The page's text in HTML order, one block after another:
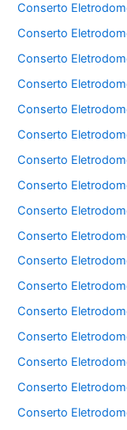
Conserto
Conserto
Conserto
Conserto
Conserto
Conserto
Conserto
Conserto
Conserto
Conserto
Conserto
Conserto
Conserto
Conserto
Conserto
Conserto
Conserto